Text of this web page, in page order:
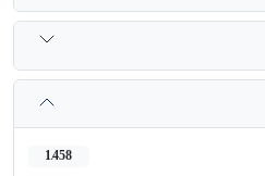
1,458